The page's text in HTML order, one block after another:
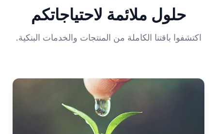
حلول ملائمة لاحتياجاتكم
اكتشفوا باقتنا الكاملة من المنتجات والخدمات البنكية.